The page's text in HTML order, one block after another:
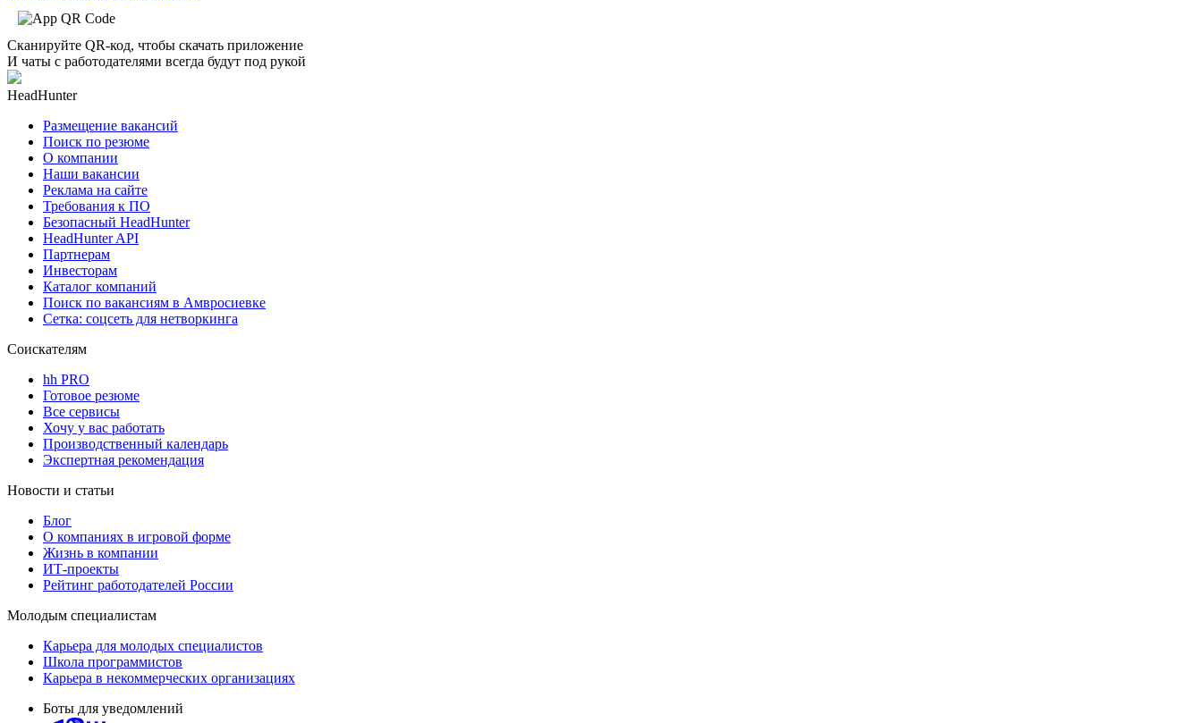
Сканируйте QR-код, чтобы скачать приложение
И чаты с работодателями всегда будут под рукой
HeadHunter
Размещение вакансий
Поиск по резюме
О компании
Наши вакансии
Реклама на сайте
Требования к ПО
Безопасный HeadHunter
HeadHunter API
Партнерам
Инвесторам
Каталог компаний
Поиск по вакансиям в Амвросиевке
Сетка: соцсеть для нетворкинга
Соискателям
hh PRO
Готовое резюме
Все сервисы
Хочу у вас работать
Производственный календарь
Экспертная рекомендация
Новости и статьи
Блог
О компаниях в игровой форме
Жизнь в компании
ИТ-проекты
Рейтинг работодателей России
Молодым специалистам
Карьера для молодых специалистов
Школа программистов
Карьера в некоммерческих организациях
Боты для уведомлений